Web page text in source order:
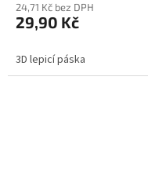
24,71 Kč bez DPH
29,90 Kč
3D lepicí páska